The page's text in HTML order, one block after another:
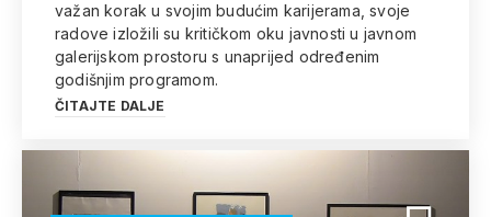
važan korak u svojim budućim karijerama, svoje
radove izložili su kritičkom oku javnosti u javnom
galerijskom prostoru s unaprijed određenim
godišnjim programom.
ČITAJTE DALJE